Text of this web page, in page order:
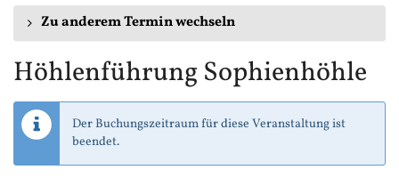
Zu anderem Termin wechseln
Höhlenführung Sophienhöhle
Der Buchungszeitraum für diese Veranstaltung ist
beendet.